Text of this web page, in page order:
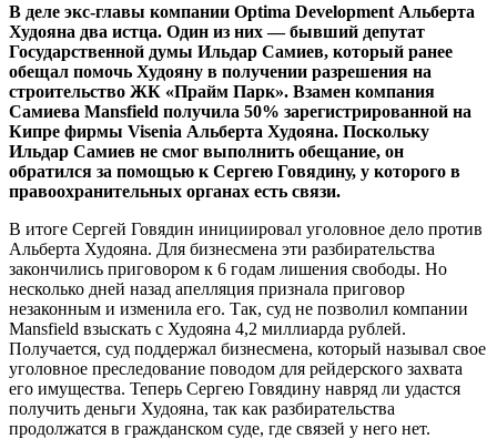
В деле экс-главы компании Optima Development Альберта
Худояна два истца. Один из них — бывший депутат
Государственной думы Ильдар Самиев, который ранее
обещал помочь Худояну в получении разрешения на
строительство ЖК «Прайм Парк». Взамен компания
Самиева Mansfield получила 50% зарегистрированной на
Кипре фирмы Visenia Альберта Худояна. Поскольку
Ильдар Самиев не смог выполнить обещание, он
обратился за помощью к Сергею Говядину, у которого в
правоохранительных органах есть связи.
В итоге Сергей Говядин инициировал уголовное дело против
Альберта Худояна. Для бизнесмена эти разбирательства
закончились приговором к 6 годам лишения свободы. Но
несколько дней назад апелляция признала приговор
незаконным и изменила его. Так, суд не позволил компании
Mansfield взыскать с Худояна 4,2 миллиарда рублей.
Получается, суд поддержал бизнесмена, который называл свое
уголовное преследование поводом для рейдерского захвата
его имущества. Теперь Сергею Говядину навряд ли удастся
получить деньги Худояна, так как разбирательства
продолжатся в гражданском суде, где связей у него нет.